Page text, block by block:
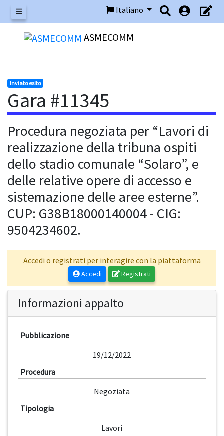
Menu
Italiano
ASMECOMM
Inviato esito
Gara #11345
Procedura negoziata per “Lavori di
realizzazione della tribuna ospiti
dello stadio comunale “Solaro”, e
delle relative opere di accesso e
sistemazione delle aree esterne”.
CUP: G38B18000140004 - CIG:
9504234602.
Accedi o registrati per interagire con la piattaforma
Accedi Registrati
Informazioni appalto
Pubblicazione
19/12/2022
Procedura
Negoziata
Tipologia
Lavori